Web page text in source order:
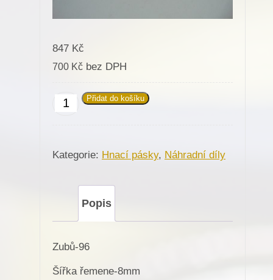
847 Kč
700 Kč bez DPH
Hnací
na
Přidat do košíku
Kategorie: Hnací pásky, Náhradní díly
Popis
Zubů-96
Šířka řemene-8mm